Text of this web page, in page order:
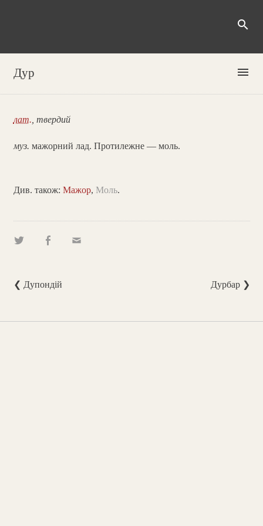
search
Дур menu
лат. , твердий
муз. мажорний лад. Протилежне — моль.
Див. також: Мажор, Моль.
❮ Дупондій Дурбар ❯